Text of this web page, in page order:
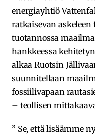
energiayhtiö
ratkaisevan
tuotannossa
hankkeessa
alkaa Ruotsin
suunnitellaan
fossiilivapaan
– teollisen
” Se, että lisäämme